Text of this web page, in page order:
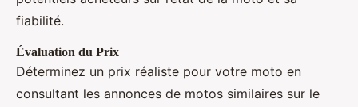
fiabilité.
Évaluation du Prix
Déterminez un prix réaliste pour votre moto en
consultant les annonces de motos similaires sur le